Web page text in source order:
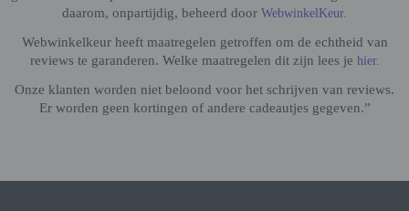
daarom, onpartijdig, beheerd door WebwinkelKeur.
Webwinkelkeur heeft maatregelen getroffen om de echtheid van
reviews te garanderen. Welke maatregelen dit zijn lees je hier.
Onze klanten worden niet beloond voor het schrijven van reviews.
Er worden geen kortingen of andere cadeautjes gegeven.”